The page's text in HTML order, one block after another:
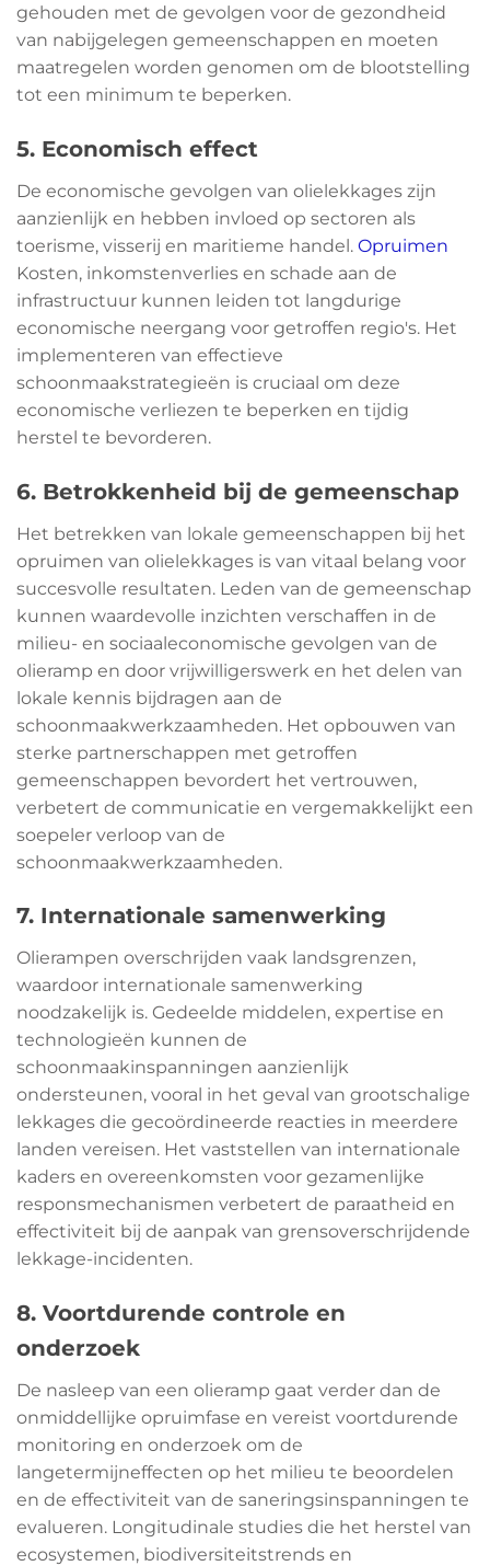
gehouden met de gevolgen voor de gezondheid
van nabijgelegen gemeenschappen en moeten
maatregelen worden genomen om de blootstelling
tot een minimum te beperken.
5. Economisch effect
De economische gevolgen van olielekkages zijn
aanzienlijk en hebben invloed op sectoren als
toerisme, visserij en maritieme handel. Opruimen
Kosten, inkomstenverlies en schade aan de
infrastructuur kunnen leiden tot langdurige
economische neergang voor getroffen regio's. Het
implementeren van effectieve
schoonmaakstrategieën is cruciaal om deze
economische verliezen te beperken en tijdig
herstel te bevorderen.
6. Betrokkenheid bij de gemeenschap
Het betrekken van lokale gemeenschappen bij het
opruimen van olielekkages is van vitaal belang voor
succesvolle resultaten. Leden van de gemeenschap
kunnen waardevolle inzichten verschaffen in de
milieu- en sociaaleconomische gevolgen van de
olieramp en door vrijwilligerswerk en het delen van
lokale kennis bijdragen aan de
schoonmaakwerkzaamheden. Het opbouwen van
sterke partnerschappen met getroffen
gemeenschappen bevordert het vertrouwen,
verbetert de communicatie en vergemakkelijkt een
soepeler verloop van de
schoonmaakwerkzaamheden.
7. Internationale samenwerking
Olierampen overschrijden vaak landsgrenzen,
waardoor internationale samenwerking
noodzakelijk is. Gedeelde middelen, expertise en
technologieën kunnen de
schoonmaakinspanningen aanzienlijk
ondersteunen, vooral in het geval van grootschalige
lekkages die gecoördineerde reacties in meerdere
landen vereisen. Het vaststellen van internationale
kaders en overeenkomsten voor gezamenlijke
responsmechanismen verbetert de paraatheid en
effectiviteit bij de aanpak van grensoverschrijdende
lekkage-incidenten.
8. Voortdurende controle en
onderzoek
De nasleep van een olieramp gaat verder dan de
onmiddellijke opruimfase en vereist voortdurende
monitoring en onderzoek om de
langetermijneffecten op het milieu te beoordelen
en de effectiviteit van de saneringsinspanningen te
evalueren. Longitudinale studies die het herstel van
ecosystemen, biodiversiteitstrends en